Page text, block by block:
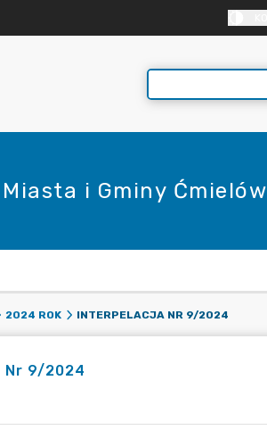
i Gminy Ćmielów
2024 ROK INTERPELACJA NR 9/2024
9/2024